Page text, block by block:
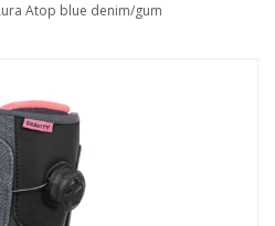
Atop blue denim/gum